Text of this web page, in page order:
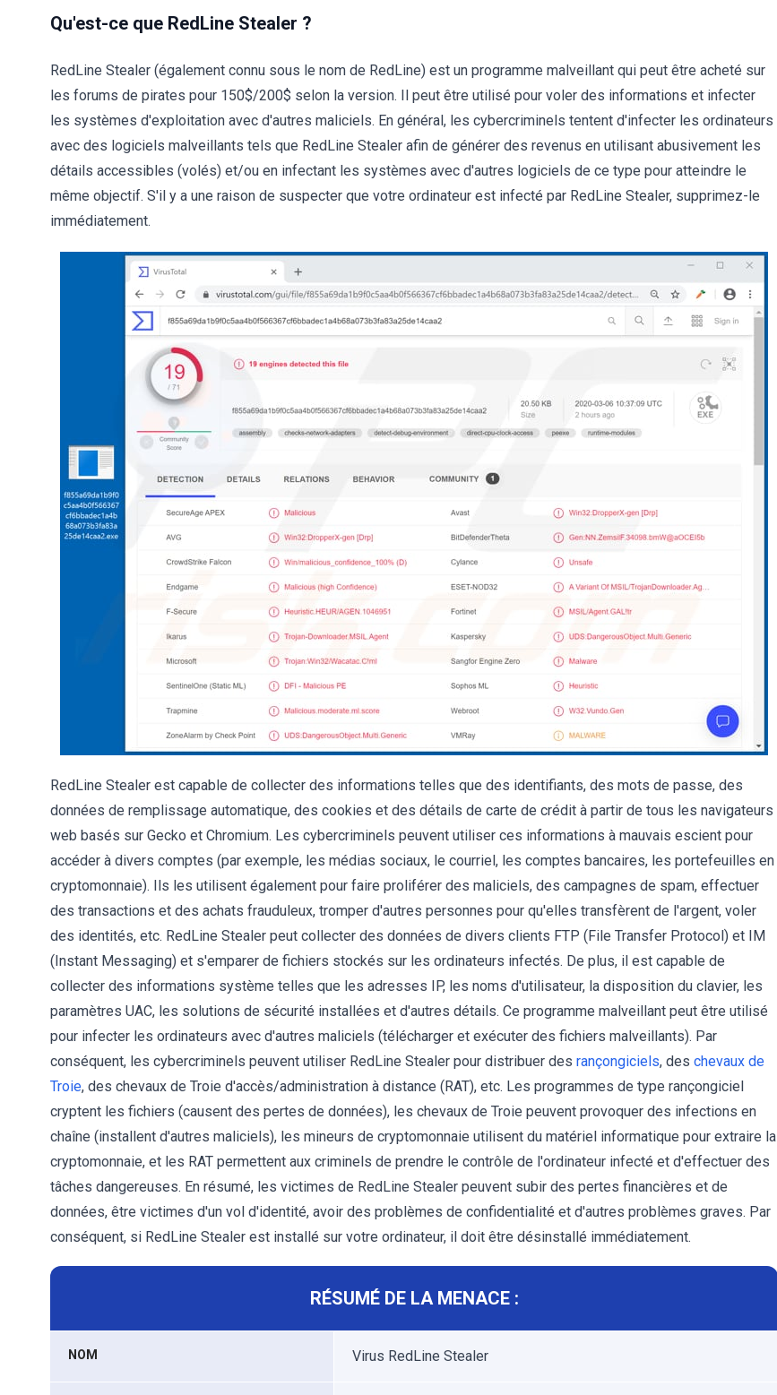
Qu'est-ce que RedLine Stealer ?
RedLine Stealer (également connu sous le nom de RedLine) est un programme malveillant qui peut être acheté sur
les forums de pirates pour 150$/200$ selon la version. Il peut être utilisé pour voler des informations et infecter
les systèmes d'exploitation avec d'autres maliciels. En général, les cybercriminels tentent d'infecter les ordinateurs
avec des logiciels malveillants tels que RedLine Stealer afin de générer des revenus en utilisant abusivement les
détails accessibles (volés) et/ou en infectant les systèmes avec d'autres logiciels de ce type pour atteindre le
même objectif. S'il y a une raison de suspecter que votre ordinateur est infecté par RedLine Stealer, supprimez-le
immédiatement.
RedLine Stealer est capable de collecter des informations telles que des identifiants, des mots de passe, des
données de remplissage automatique, des cookies et des détails de carte de crédit à partir de tous les navigateurs
web basés sur Gecko et Chromium. Les cybercriminels peuvent utiliser ces informations à mauvais escient pour
accéder à divers comptes (par exemple, les médias sociaux, le courriel, les comptes bancaires, les portefeuilles en
cryptomonnaie). Ils les utilisent également pour faire proliférer des maliciels, des campagnes de spam, effectuer
des transactions et des achats frauduleux, tromper d'autres personnes pour qu'elles transfèrent de l'argent, voler
des identités, etc. RedLine Stealer peut collecter des données de divers clients FTP (File Transfer Protocol) et IM
(Instant Messaging) et s'emparer de fichiers stockés sur les ordinateurs infectés. De plus, il est capable de
collecter des informations système telles que les adresses IP, les noms d'utilisateur, la disposition du clavier, les
paramètres UAC, les solutions de sécurité installées et d'autres détails. Ce programme malveillant peut être utilisé
pour infecter les ordinateurs avec d'autres maliciels (télécharger et exécuter des fichiers malveillants). Par
conséquent, les cybercriminels peuvent utiliser RedLine Stealer pour distribuer des rançongiciels, des chevaux de
Troie, des chevaux de Troie d'accès/administration à distance (RAT), etc. Les programmes de type rançongiciel
cryptent les fichiers (causent des pertes de données), les chevaux de Troie peuvent provoquer des infections en
chaîne (installent d'autres maliciels), les mineurs de cryptomonnaie utilisent du matériel informatique pour extraire la
cryptomonnaie, et les RAT permettent aux criminels de prendre le contrôle de l'ordinateur infecté et d'effectuer des
tâches dangereuses. En résumé, les victimes de RedLine Stealer peuvent subir des pertes financières et de
données, être victimes d'un vol d'identité, avoir des problèmes de confidentialité et d'autres problèmes graves. Par
conséquent, si RedLine Stealer est installé sur votre ordinateur, il doit être désinstallé immédiatement.
RÉSUMÉ DE LA MENACE :
NOM Virus RedLine Stealer